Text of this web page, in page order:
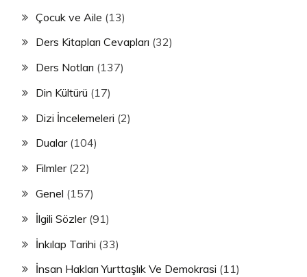
Çocuk ve Aile (13)
Ders Kitapları Cevapları (32)
Ders Notları (137)
Din Kültürü (17)
Dizi İncelemeleri (2)
Dualar(104)
Filmler(22)
Genel (157)
İlgili Sözler(91)
İnkılap Tarihi (33)
İnsan Hakları Yurttaşlık Ve Demokrasi (11)